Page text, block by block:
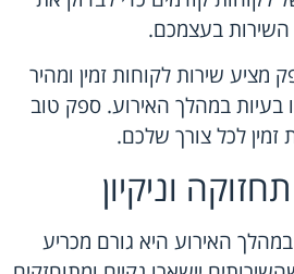
השירות בעצמכם.
שירות לקוחות זמין ומהיר
במהלך האירוע. ספק טוב
זמין לכל צורך שלכם.
וניקיון
האירוע היא גורם מכריע